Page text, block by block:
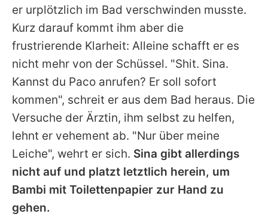
er urplötzlich im Bad verschwinden musste.
Kurz darauf kommt ihm aber die
frustrierende Klarheit: Alleine schafft er es
nicht mehr von der Schüssel. "Shit. Sina.
Kannst du Paco anrufen? Er soll sofort
kommen", schreit er aus dem Bad heraus. Die
Versuche der Ärztin, ihm selbst zu helfen,
lehnt er vehement ab. "Nur über meine
Leiche", wehrt er sich. Sina gibt allerdings
nicht auf und platzt letztlich herein, um
Bambi mit Toilettenpapier zur Hand zu
gehen.